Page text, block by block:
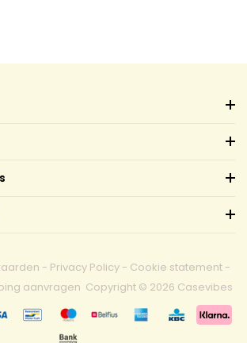
- Privacy Policy - Cookie statement -
aanvragen Copyright © 2026 Casevibes